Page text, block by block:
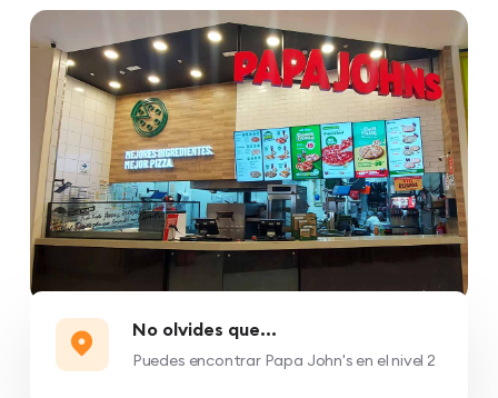
No olvides que...
Puedes encontrar Papa John's en el nivel 2